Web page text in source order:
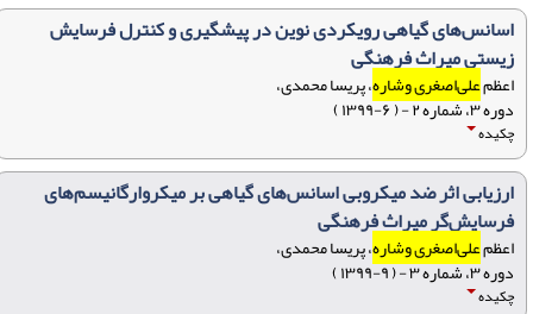
اسانس‌های گیاهی رویکردی نوین در پیشگیری و کنترل فرسایش
زیستی میراث فرهنگی
اعظمعلی‌اصغری وشاره، پریسا محمدی،
دوره ۳، شماره ۲ - ( ۶-۱۳۹۹ )
چکیده
ارزیابی اثر ضد میکروبی اسانس‌های گیاهی بر میکروارگانیسم‌های
فرسایش‌گر میراث فرهنگی
اعظمعلی‌اصغری وشاره، پریسا محمدی،
دوره ۳، شماره ۳ - ( ۹-۱۳۹۹ )
چکیده